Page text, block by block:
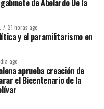
de Abelardo De la
21 horas ago
y el paramilitarismo en
ago
aprueba creación de
el Bicentenario de la